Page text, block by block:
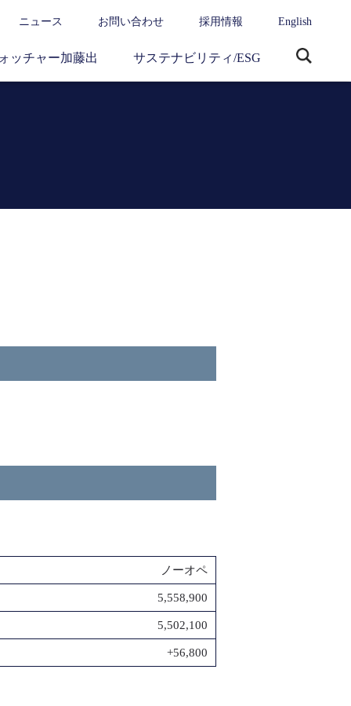
ニュース お問い合わせ 採用情報 English
ッチャー加藤出 サステナビリティ/ESG
ノーオペ
5,558,900
5,502,100
+56,800